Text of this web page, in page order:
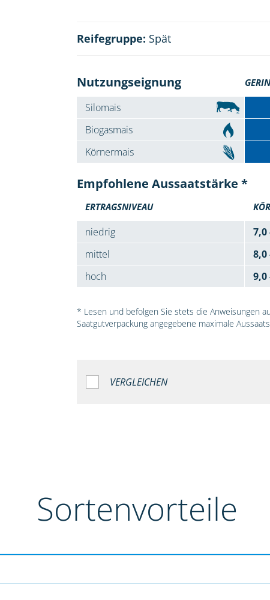
Reifegruppe: Spät
Nutzungseignung
Silomais
Biogasmais
Körnermais
Empfohlene Aussaatstärke *
ERTRAGSNIVEAU
niedrig
7,0
mittel
8,0
hoch
9,0
* Lesen und befolgen Sie stets die Anweisungen
Saatgutverpackung angegebene maximale
VERGLEICHEN
Sortenvorteile